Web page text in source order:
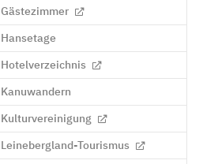
Gästezimmer
Hansetage
Hotelverzeichnis
Kanuwandern
Kulturvereinigung
Leinebergland-Tourismus